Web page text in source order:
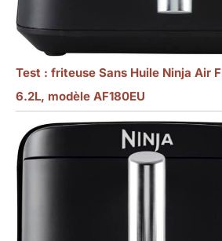
Test : friteuse Sans Huile Ninja Air
6.2L, modèle AF180EU